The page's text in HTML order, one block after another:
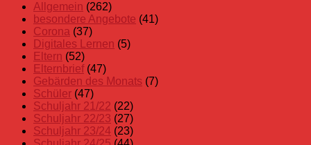
Allgemein (262)
besondere Angebote (41)
Corona (37)
Digitales Lernen (5)
Eltern (52)
Elternbrief(47)
Gebärden des Monats (7)
Schüler (47)
Schuljahr 21/22 (22)
Schuljahr 22/23 (27)
Schuljahr 23/24 (23)